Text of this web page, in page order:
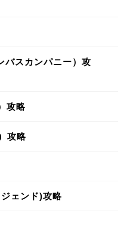
スカンパニー）攻
攻略
攻略
ェンド)攻略